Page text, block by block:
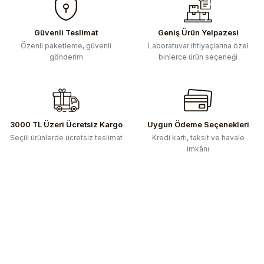
Güvenli Teslimat
Özenli paketleme, güvenli
gönderim
Geniş Ürün Yelpazesi
Laboratuvar ihtiyaçlarına özel
binlerce ürün seçeneği
3000 TL Üzeri Ücretsiz Kargo
Seçili ürünlerde ücretsiz teslimat
Uygun Ödeme Seçenekleri
Kredi kartı, taksit ve havale
imkânı